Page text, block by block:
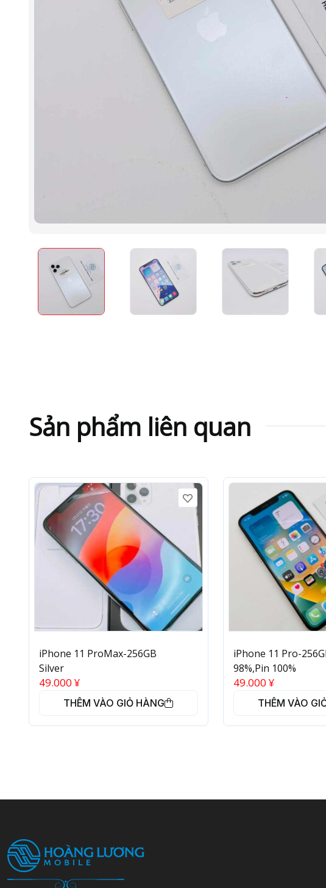
Sản phẩm liên quan
iPhone 11 ProMax-256GB
Silver
49.000 ¥
THÊM VÀO GIỎ HÀNG
iPhone 11 Pro-
98%,Pin 100%
49.000 ¥
THÊM VÀO